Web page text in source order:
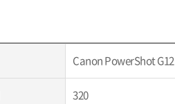
Canon PowerShot G12
320